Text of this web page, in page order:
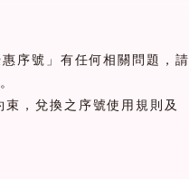
序號」有任何相關問題，請
。
，兌換之序號使用規則及